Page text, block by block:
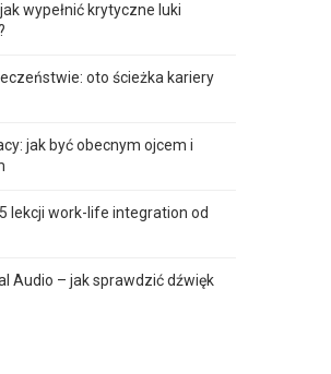
wypełnić krytyczne luki
oto ścieżka kariery
jak być obecnym ojcem i
lekcji work-life integration od
Audio – jak sprawdzić dźwięk